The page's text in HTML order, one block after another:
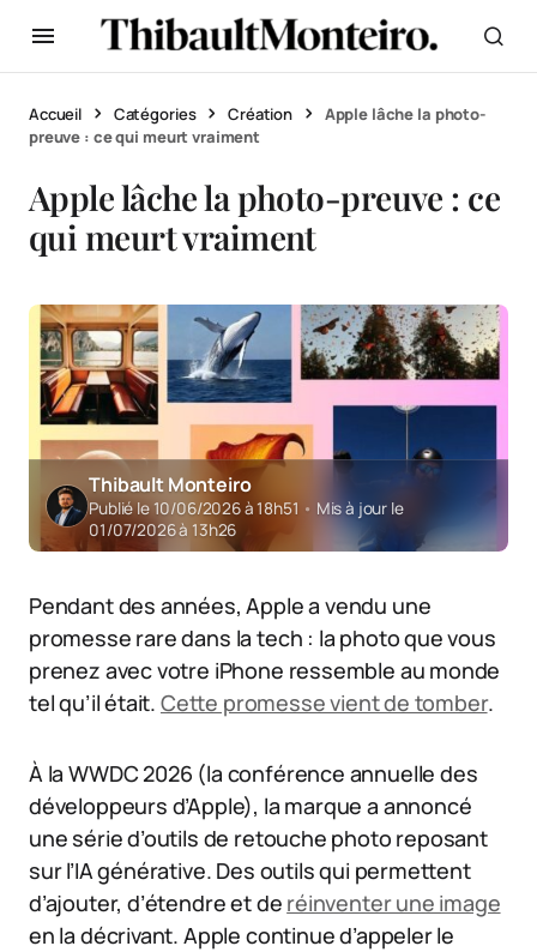
Accueil Catégories Création
Apple lâche la photo-
preuve : ce qui meurt vraiment
Apple lâche la photo-preuve : ce
qui meurt vraiment
Thibault Monteiro
Publié le 10/06/2026 à 18h51 • Mis à jour le
01/07/2026 à 13h26
Pendant des années, Apple a vendu une
promesse rare dans la tech : la photo que vous
prenez avec votre iPhone ressemble au monde
tel qu’il était. Cette promesse vient de tomber.
À la WWDC 2026 (la conférence annuelle des
développeurs d’Apple), la marque a annoncé
une série d’outils de retouche photo reposant
sur l’IA générative. Des outils qui permettent
d’ajouter, d’étendre et de réinventer une image
en la décrivant. Apple continue d’appeler le